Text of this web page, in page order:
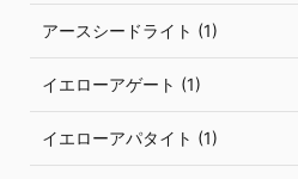
アースシードライト (1)
イエローアゲート (1)
イエローアパタイト (1)